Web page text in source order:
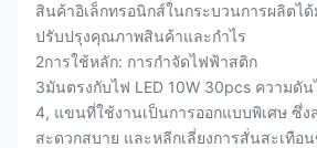
สินค้าอิเล็กทรอนิกส์ในกระบวนการผลิตไ
ปรับปรุงคุณภาพสินค้าและกําไร
2การใช้หลัก: การกําจัดไฟฟ้าสติก
3มันตรงกับไฟ LED 10W 30pcs ความดั
4, แขนที่ใช้งานเป็นการออกแบบพิเศษ ซึ่ง
สะดวกสบาย และหลีกเลี่ยงการสั่นสะเทือน